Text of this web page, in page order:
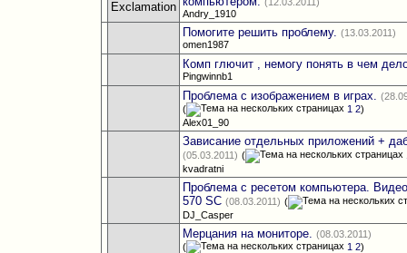
Andry_1910
Помогите решить проблему. (13.03.2011)
omen1987
Комп глючит , немогу понять в чем
Pingwinnb1
Проблема с изображением в играх.
(
1 2)
Alex01_90
Зависание отдельных приложений +
(05.03.2011) (
kvadratni
Проблема с ресетом компьютера.
570 SC (08.03.2011) (
DJ_Casper
Мерцания на мониторе. (08.03.2011)
(
1 2)